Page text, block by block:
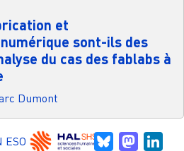
et
sont-ils des
du cas des fablabs à
Dumont
ESO Bluesky